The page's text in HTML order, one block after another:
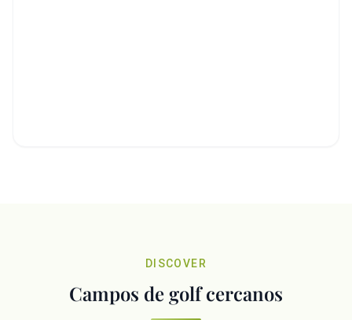
DISCOVER
Campos de golf cercanos